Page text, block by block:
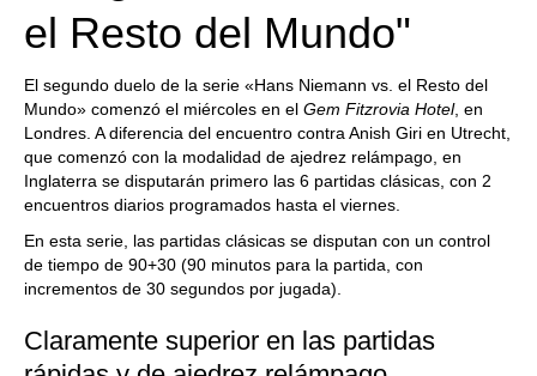
el Resto del Mundo"
El segundo duelo de la serie «Hans Niemann vs. el Resto del
Mundo» comenzó el miércoles en el Gem Fitzrovia Hotel, en
Londres. A diferencia del encuentro contra Anish Giri en Utrecht,
que comenzó con la modalidad de ajedrez relámpago, en
Inglaterra se disputarán primero las 6 partidas clásicas, con 2
encuentros diarios programados hasta el viernes.
En esta serie, las partidas clásicas se disputan con un control
de tiempo de 90+30 (90 minutos para la partida, con
incrementos de 30 segundos por jugada).
Claramente superior en las partidas